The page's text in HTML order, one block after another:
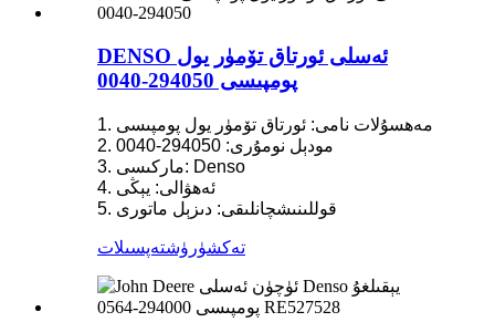
DENSO ئەسلى ئورتاق تۆمۈر يول
پومپىسى 294050-0040
1. مەھسۇلات نامى: ئورتاق تۆمۈر يول پومپىسى
2. مودېل نومۇرى: 294050-0040
3. ماركىسى: Denso
4. ئەھۋالى: يېڭى
5. قوللىنىشچانلىقى: دىزېل ماتورى
تەكشۈرۈشتەپسىلات